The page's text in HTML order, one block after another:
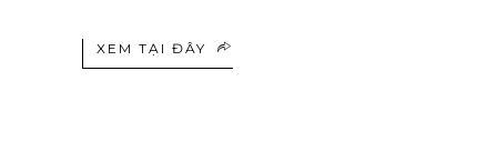
XEM TẠI ĐÂY